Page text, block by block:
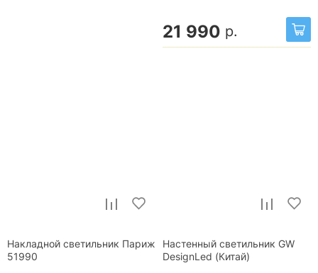
21 990 р.
Накладной светильник Париж
51990
Настенный светильник GW
DesignLed (Китай)